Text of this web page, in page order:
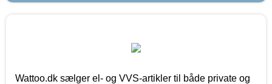
Wattoo.dk sælger el- og VVS-artikler til både private og